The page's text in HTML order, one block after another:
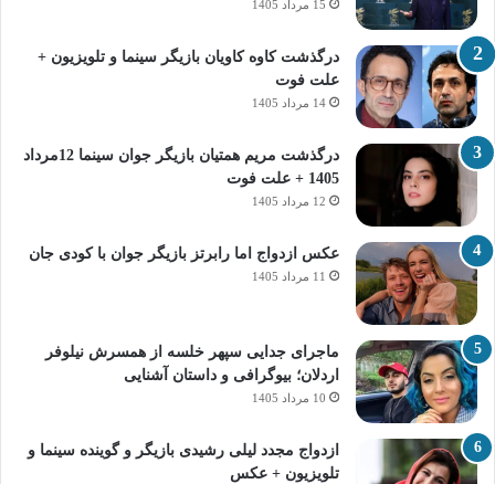
15 مرداد 1405
درگذشت کاوه کاویان بازیگر سینما و تلویزیون +
علت فوت
14 مرداد 1405
درگذشت مریم همتیان بازیگر جوان سینما 12مرداد
1405 + علت فوت
12 مرداد 1405
عکس ازدواج اما رابرتز بازیگر جوان با کودی جان
11 مرداد 1405
ماجرای جدایی سپهر خلسه از همسرش نیلوفر
اردلان؛ بیوگرافی و داستان آشنایی
10 مرداد 1405
ازدواج مجدد لیلی رشیدی بازیگر و گوینده سینما و
تلویزیون + عکس